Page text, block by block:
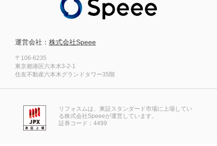
運営会社： 株式会社Speee
〒106-6235
東京都港区六本木3-2-1
住友不動産六本木グランドタワー35階
リフォスムは、東証スタンダード市場に上場してい
る株式会社Speeeが運営しています。
証券コード：4499